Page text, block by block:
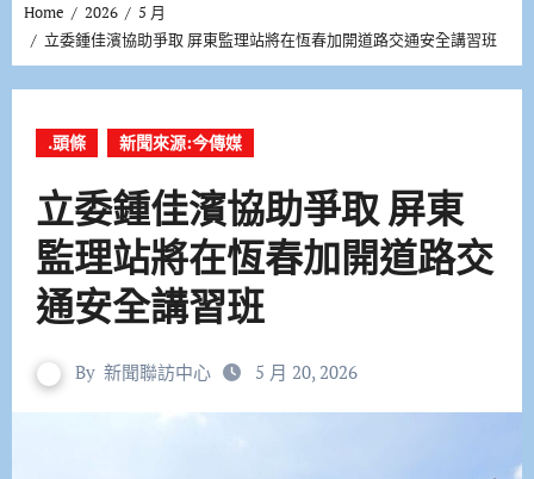
Home 2026
5 月
立委鍾佳濱協助爭取 屏東監理站將在恆春加開道路交通安全講習班
.頭條 新聞來源:今傳媒
立委鍾佳濱協助爭取 屏東
監理站將在恆春加開道路交
通安全講習班
By 新聞聯訪中心 5 月 20, 2026